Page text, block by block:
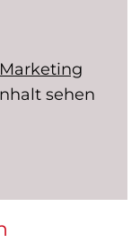
Marketing
sehen